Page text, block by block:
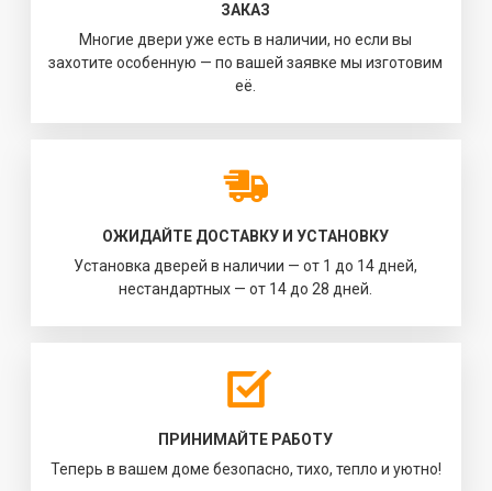
ЗАКАЗ
Многие двери уже есть в наличии, но если вы
захотите особенную — по вашей заявке мы изготовим
её.
ОЖИДАЙТЕ ДОСТАВКУ И УСТАНОВКУ
Установка дверей в наличии — от 1 до 14 дней,
нестандартных — от 14 до 28 дней.
ПРИНИМАЙТЕ РАБОТУ
Теперь в вашем доме безопасно, тихо, тепло и уютно!